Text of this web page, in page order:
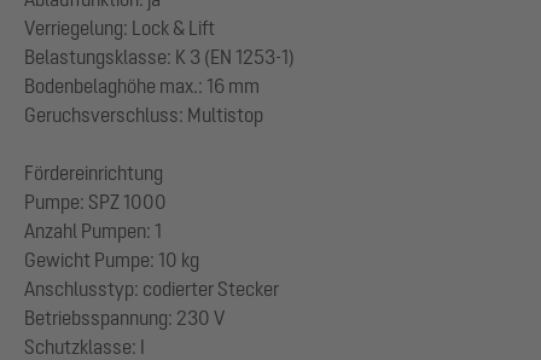
Verriegelung: Lock & Lift
Belastungsklasse: K 3 (EN 1253-1)
Bodenbelaghöhe max.: 16 mm
Geruchsverschluss: Multistop
Fördereinrichtung
Pumpe: SPZ 1000
Anzahl Pumpen: 1
Gewicht Pumpe: 10 kg
Anschlusstyp: codierter Stecker
Betriebsspannung: 230 V
Schutzklasse: I